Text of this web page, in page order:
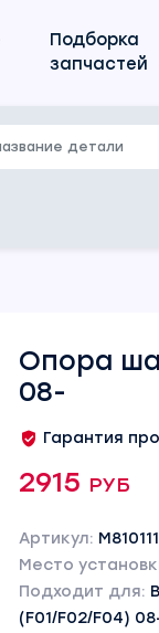
Подборка
запчастей
Опора
08-
Гарантия
2915 руб
Артикул:
Место
Подходит для:
(F01/F02/F04)